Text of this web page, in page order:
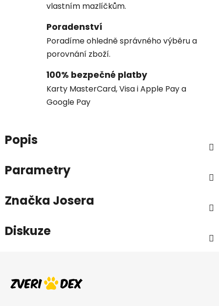
vlastním mazlíčkům.
Poradenství
Poradíme ohledně správného výběru a
porovnání zboží.
100% bezpečné platby
Karty MasterCard, Visa i Apple Pay a
Google Pay
Popis
Parametry
Značka Josera
Diskuze